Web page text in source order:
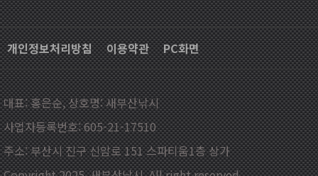
개인정보처리방침 이용약관 PC화면
대표: 홍은순, 상호명: 새부산낚시
사업자등록번호: 605-21-17510
주소: 부산시 진구 신암로 151 스파티움1층 상가